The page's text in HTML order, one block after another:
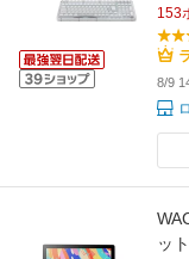
153
8/9
ッ